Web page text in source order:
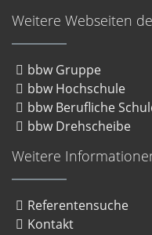
Weitere Webseiten
bbw Gruppe
bbw Hochschule
bbw Berufliche
bbw Drehscheibe
Weitere
Referentensuche
Kontakt